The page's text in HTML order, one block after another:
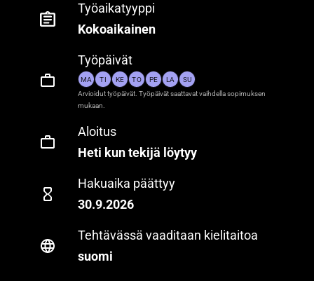
Työaikatyyppi
Kokoaikainen
Työpäivät
MA TI KE TO PE LA
SU
Arvioidut työpäivät. Työpäivät saattavat vaihdella sopimuksen
mukaan.
Aloitus
Heti kun tekijä löytyy
Hakuaika päättyy
30.9.2026
Tehtävässä vaaditaan kielitaitoa
suomi